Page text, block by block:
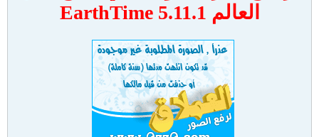
العالم EarthTime 5.11.1